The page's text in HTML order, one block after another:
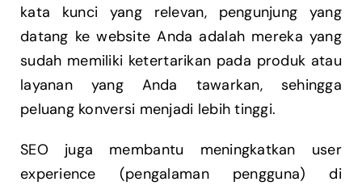
kata kunci yang relevan, pengunjung yang
datang ke website Anda adalah mereka yang
sudah memiliki ketertarikan pada produk atau
layanan yang Anda tawarkan, sehingga
peluang konversi menjadi lebih tinggi.
SEO juga membantu meningkatkan user
experience (pengalaman pengguna) di